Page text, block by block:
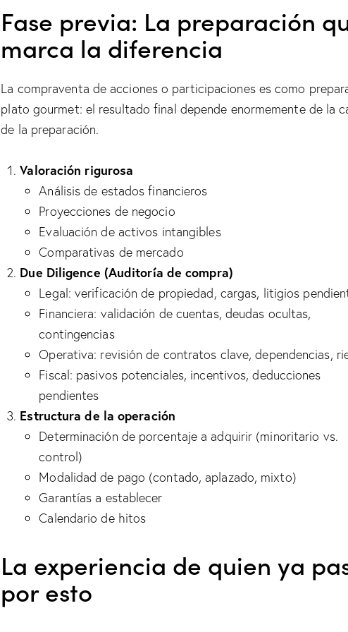
Fase previa: La preparación
marca la diferencia
La compraventa de acciones o participaciones es como
plato gourmet: el resultado final depende enormemente de la
de la preparación.
Valoración rigurosa
Análisis de estados financieros
Proyecciones de negocio
Evaluación de activos intangibles
Comparativas de mercado
Due Diligence (Auditoría de compra)
Legal: verificación de propiedad, cargas, litigios
Financiera: validación de cuentas, deudas ocultas,
contingencias
Operativa: revisión de contratos clave, dependencias,
Fiscal: pasivos potenciales, incentivos, deducciones
pendientes
Estructura de la operación
Determinación de porcentaje a adquirir (minoritario vs.
control)
Modalidad de pago (contado, aplazado, mixto)
Garantías a establecer
Calendario de hitos
La experiencia de quien ya
por esto